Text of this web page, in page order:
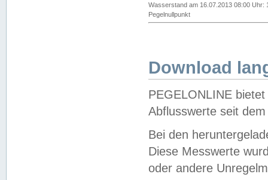
Wasserstand am 16.07.2013 08:00 Uhr:
Pegelnullpunkt
Download
PEGELONLINE
Abflusswerte seit
Bei den
Diese Messwerte
oder andere